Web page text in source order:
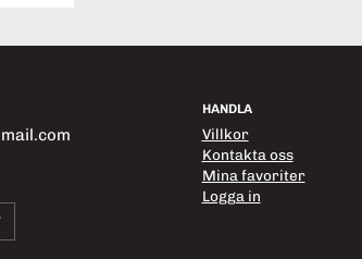
HANDLA
Villkor
Kontakta oss
Mina favoriter
Logga in